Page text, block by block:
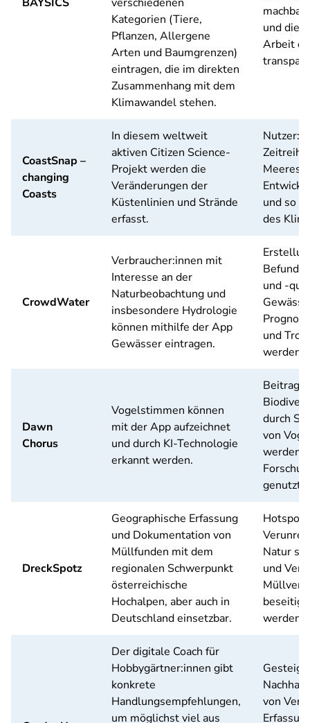
Kategorien (Tiere,
Pflanzen, Allergene
Arten und Baumgrenzen)
eintragen, die im direkten
Zusammenhang mit dem
Klimawandel stehen.
machbar
und die
Arbeit
CoastSnap –
changing
Coasts
In diesem weltweit
aktiven Citizen Science-
Projekt werden die
Veränderungen der
Küstenlinien und Strände
erfasst.
und so
des
CrowdWater
Verbraucher:innen mit
Interesse an der
Naturbeobachtung und
insbesondere Hydrologie
können mithilfe der App
Gewässer eintragen.
Befunde
und -
und
werden.
Dawn
Chorus
Vogelstimmen können
mit der App aufzeichnet
und durch KI-Technologie
erkannt werden.
Beitrag
durch
von
werden
genutzt.
DreckSpotz
Geographische Erfassung
und Dokumentation von
Müllfunden mit dem
regionalen Schwerpunkt
österreichische
Hochalpen, aber auch in
Deutschland einsetzbar.
Natur
und
werden.
Der digitale Coach für
Hobbygärtner:innen gibt
konkrete
Handlungsempfehlungen,
um möglichst viel aus
von